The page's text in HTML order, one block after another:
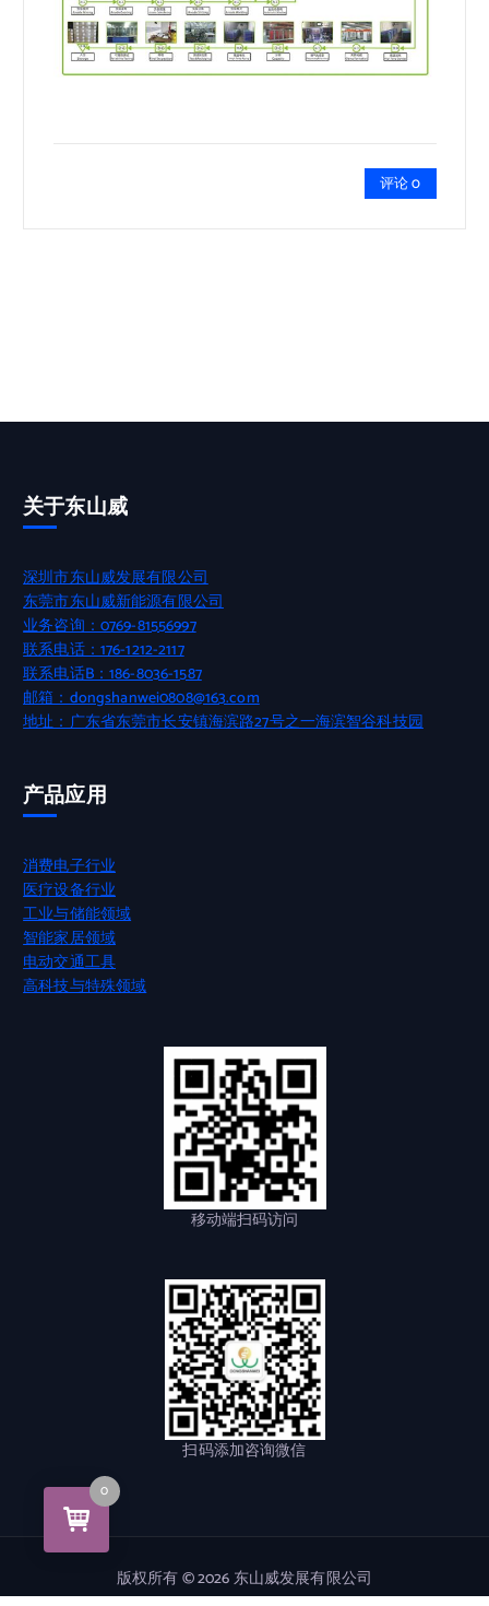
评论 0
关于东山威
深圳市东山威发展有限公司
东莞市东山威新能源有限公司
业务咨询：0769-81556997
联系电话：176-1212-2117
联系电话B：186-8036-1587
邮箱：dongshanwei0808@163.com
地址：广东省东莞市长安镇海滨路27号之一海滨智谷科技园
产品应用
消费电子行业
医疗设备行业
工业与储能领域
智能家居领域
电动交通工具
高科技与特殊领域
移动端扫码访问
扫码添加咨询微信
版权所有 © 2026 东山威发展有限公司
0